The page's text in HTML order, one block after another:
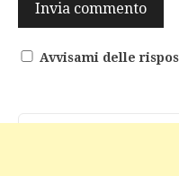
Avvisami delle